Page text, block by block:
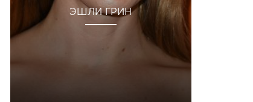
ЭШЛИ ГРИН